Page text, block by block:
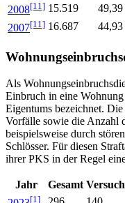
2008[11] 15.519
49,39
2007[11] 16.687 44,93
Als
Einbruch in eine
Eigentums bezeichnet.
Vorfälle sowie die Anzahl
beispielsweise durch
Schlösser. Für diesen
ihrer PKS in der Regel
Jahr Gesamt
[1]